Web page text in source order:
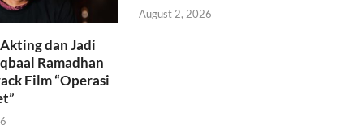
dan Jadi
Ramadhan
Film “Operasi
August 2, 2026